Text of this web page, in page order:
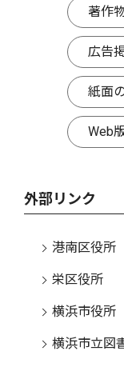
著作
広告
紙面
Web
外部リンク
港南区役所
栄区役所
横浜市役所
横浜市立図